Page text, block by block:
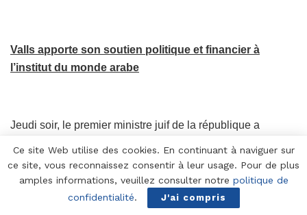
Valls apporte son soutien politique et financier à
l’institut du monde arabe
Jeudi soir, le premier ministre juif de la république a
présence du président de l’institut, le pédocriminel juif
Jacques Lang.
Il a exprimé son soutien à l’IMA : «Vous nous trouverez
Ce site Web utilise des cookies. En continuant à naviguer sur
ce site, vous reconnaissez consentir à leur usage. Pour de plus
amples informations, veuillez consulter notre politique de
confidentialité. J'ai compris